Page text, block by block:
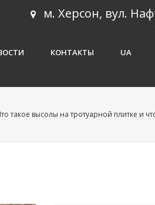
м. Херсон, вул.
КОНТАКТЫ UA
такое высолы на тротуарной плитке и